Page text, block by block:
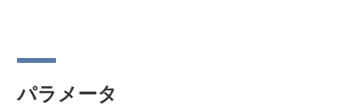
パラメータ